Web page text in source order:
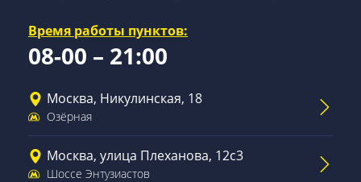
Время работы пунктов:
08-00 – 21:00
Москва, Никулинская, 18
Озёрная
Москва, улица Плеханова, 12с3
Шоссе Энтузиастов